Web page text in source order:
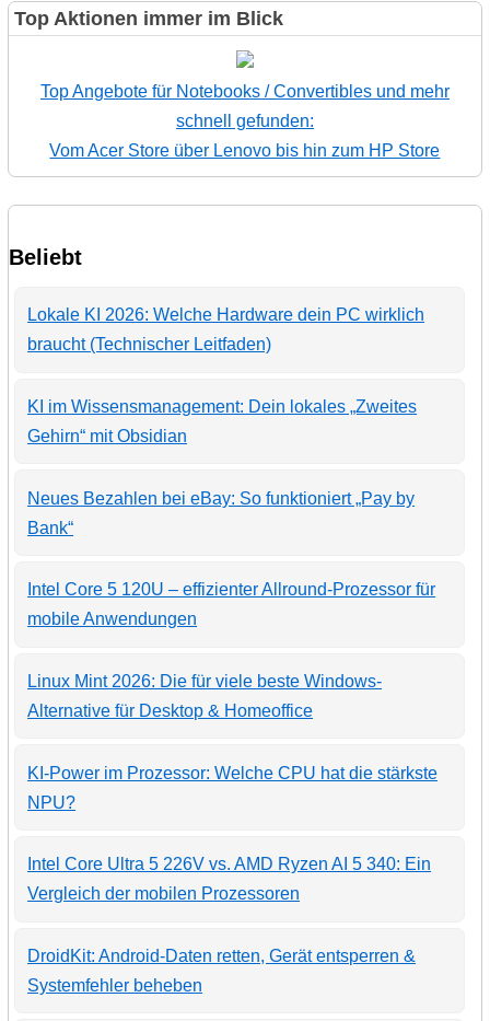
Top Aktionen immer im Blick
Top Angebote für Notebooks / Convertibles und mehr
schnell gefunden:
Vom Acer Store über Lenovo bis hin zum HP Store
Beliebt
Lokale KI 2026: Welche Hardware dein PC wirklich
braucht (Technischer Leitfaden)
KI im Wissensmanagement: Dein lokales „Zweites
Gehirn“ mit Obsidian
Neues Bezahlen bei eBay: So funktioniert „Pay by
Bank“
Intel Core 5 120U – effizienter Allround-Prozessor für
mobile Anwendungen
Linux Mint 2026: Die für viele beste Windows-
Alternative für Desktop & Homeoffice
KI-Power im Prozessor: Welche CPU hat die stärkste
NPU?
Intel Core Ultra 5 226V vs. AMD Ryzen AI 5 340: Ein
Vergleich der mobilen Prozessoren
DroidKit: Android-Daten retten, Gerät entsperren &
Systemfehler beheben